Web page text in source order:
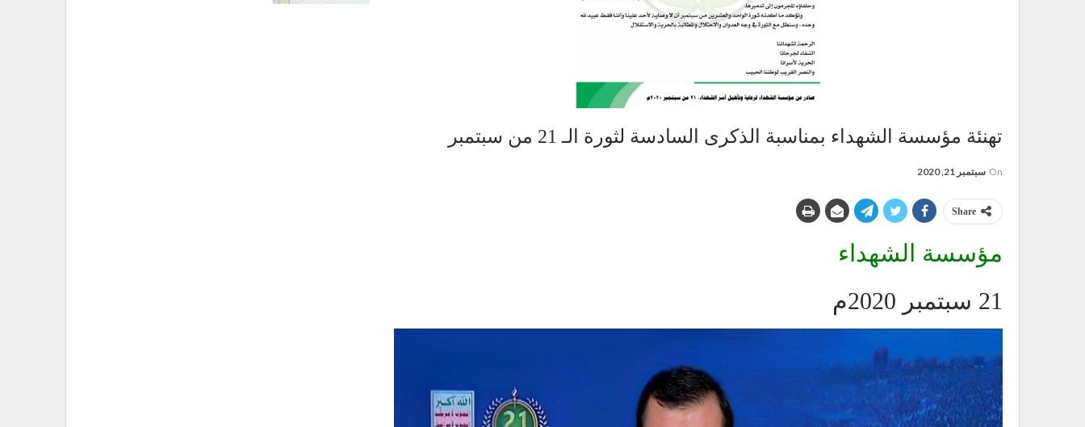
تهنئة مؤسسة الشهداء بمناسبة الذكرى السادسة لثورة الـ 21 من سبتمبر
On سبتمبر 21, 2020
Share
مؤسسة الشهداء
21 سبتمبر 2020م